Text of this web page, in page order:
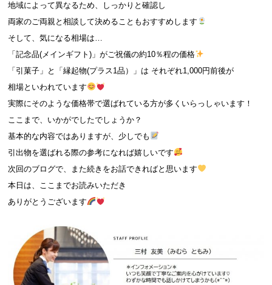
地域によって異なるため、しっかりと確認し
両家のご両親と相談して決めることもおすすめします
そして、気になる相場は…
「記念品(メインギフト)」がご祝儀の約10％程の価格
「引菓子」と「縁起物(プラス1品）」は それぞれ1,000円前後が
相場といわれています
実際にそのような価格帯で選ばれている方が多くいらっしゃいます！
ここまで、いかがでしたでしょうか？
基本的な内容ではありますが、少しでも
引出物を選ばれる際の参考になれば嬉しいです
次回のブログで、また続きをお話できればと思います
本日は、ここまでお読みいただき
ありがとうございます